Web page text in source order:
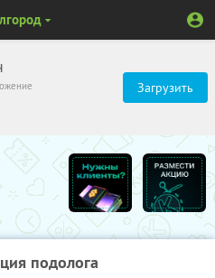
Загрузить
подолога